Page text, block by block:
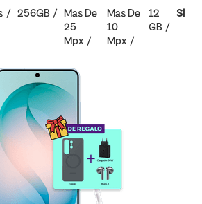
256GB
Mas De
25
Mpx
Mas De
10
Mpx
12
GB
SI